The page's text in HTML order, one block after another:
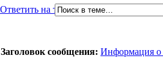
Заголовок сообщения: Информация о